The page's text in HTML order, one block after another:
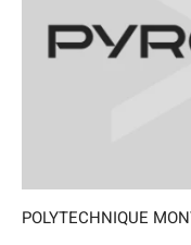
POLYTECHNIQUE